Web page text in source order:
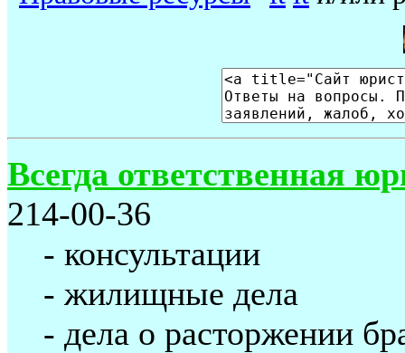
Всегда ответственная
214-00-36
- консультации
- жилищные дела
- дела о расторжении